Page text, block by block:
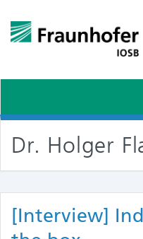
Dr. Holger
[Interview]